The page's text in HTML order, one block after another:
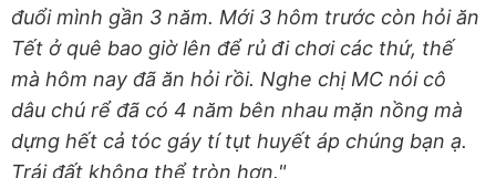
đuổi mình gần 3 năm. Mới 3 hôm trước còn hỏi ăn
Tết ở quê bao giờ lên để rủ đi chơi các thứ, thế
mà hôm nay đã ăn hỏi rồi. Nghe chị MC nói cô
dâu chú rể đã có 4 năm bên nhau mặn nồng mà
dựng hết cả tóc gáy tí tụt huyết áp chúng bạn ạ.
Trái đất không thể tròn hơn."